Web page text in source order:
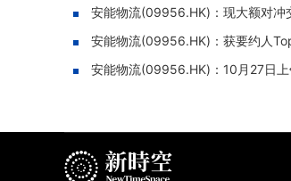
安能物流(09956.HK)：现大额对冲
安能物流(09956.HK)：获要约人
安能物流(09956.HK)：10月27日